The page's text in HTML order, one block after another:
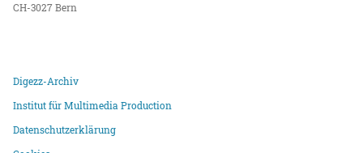
CH-3027 Bern
Digezz-Archiv
Institut für Multimedia Production
Datenschutzerklärung